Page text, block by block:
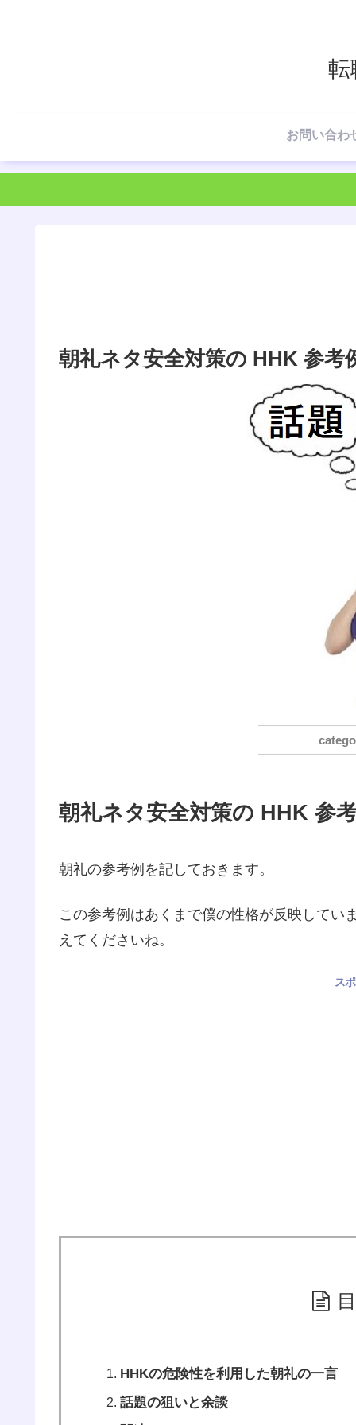
転
お問い合わ
朝礼ネタ安全対策の HHK 参考
朝礼ネタ安全対策の HHK 参
朝礼の参考例を記しておきます。
この参考例はあくまで僕の性格が反映してい
えてくださいね。
ス
HHKの危険性を利用した朝礼の一言
話題の狙いと余談